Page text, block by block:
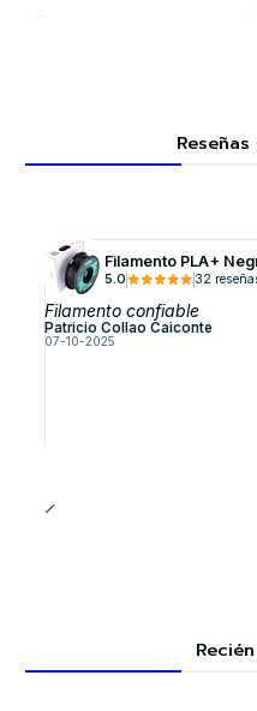
Filamento PLA+
5.0 32
Filamento confiable
Patricio Collao Caiconte
07-10-2025